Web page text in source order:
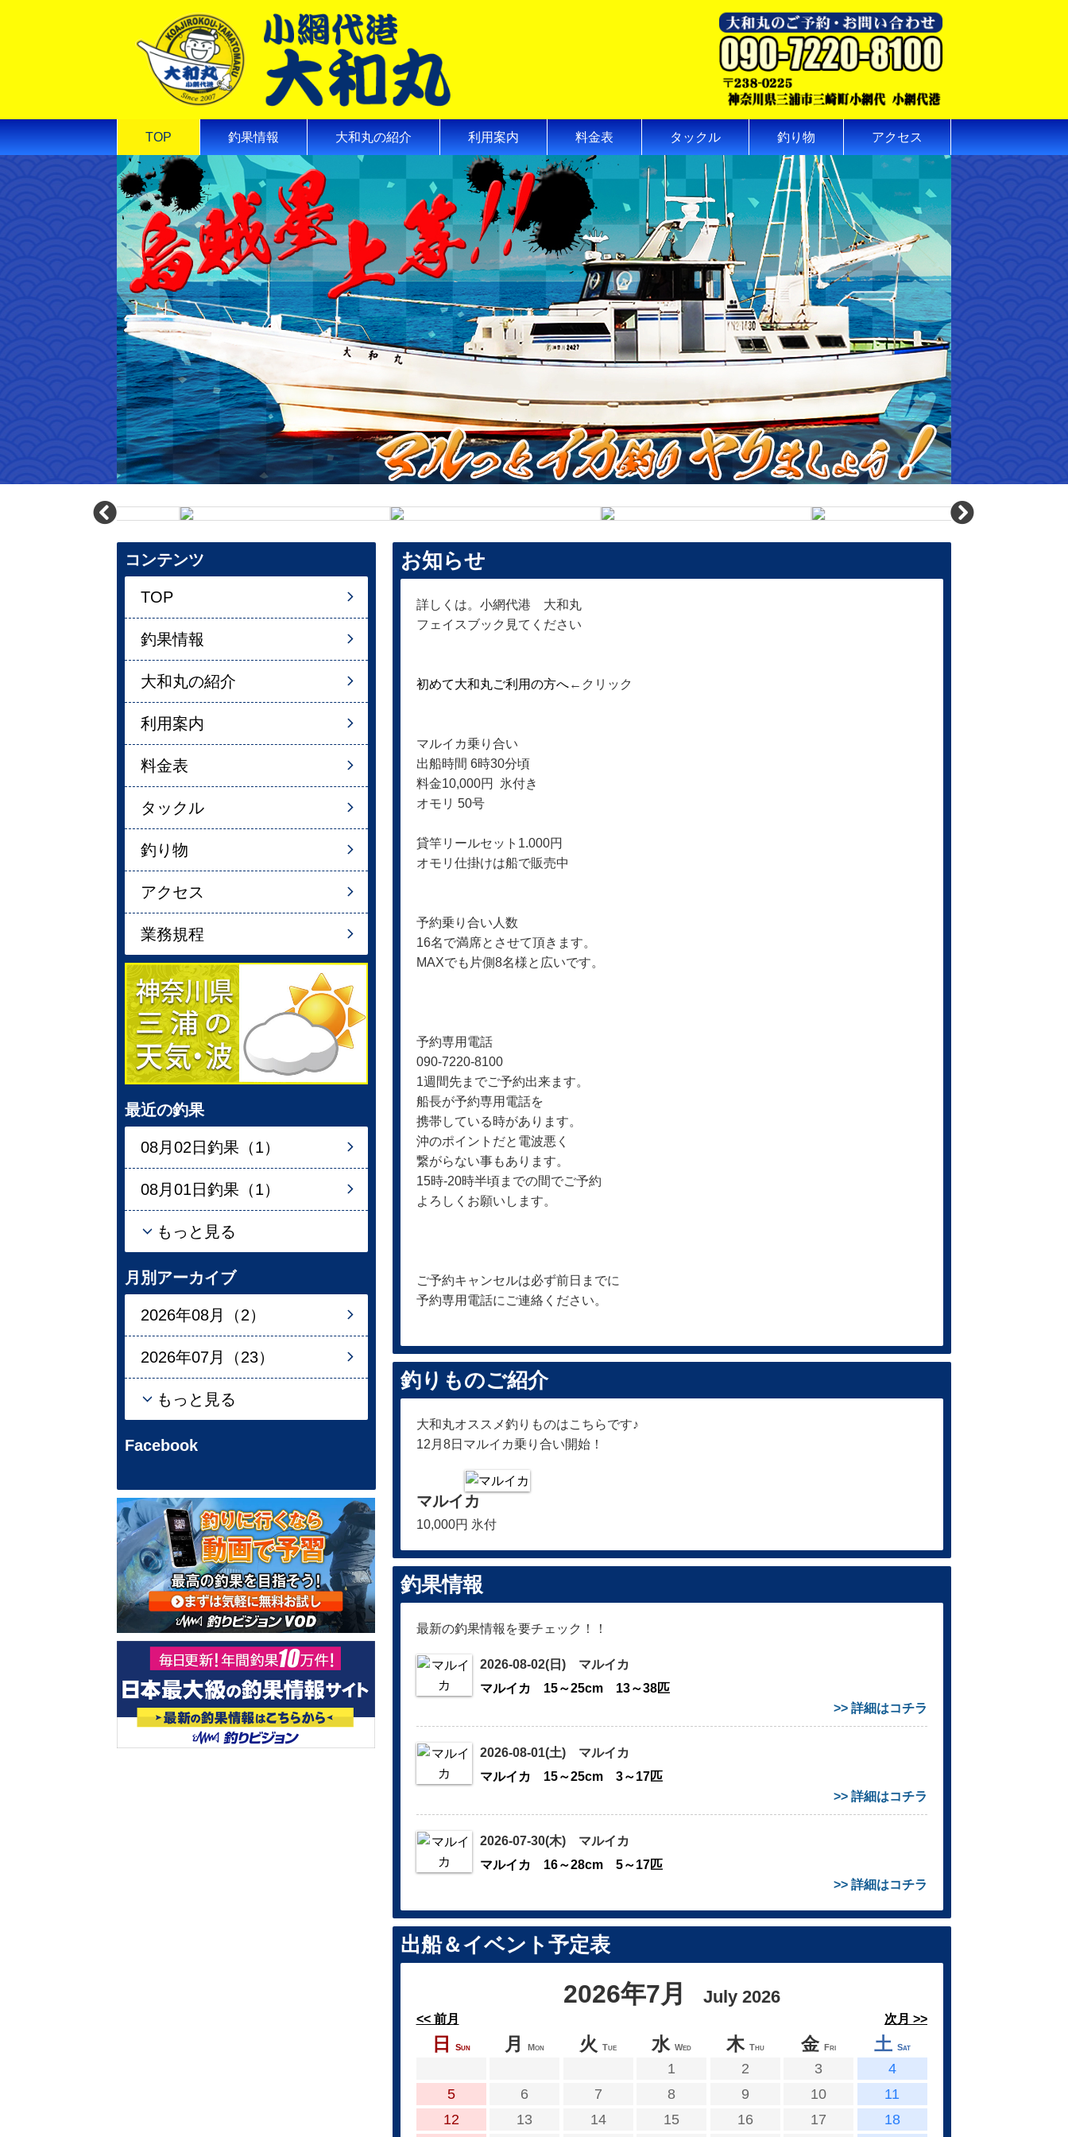
TOP 釣果情報 大和丸の紹介 利用案内 料金表 タックル 釣り物 アクセス
お知らせ
詳しくは。小網代港 大和丸
フェイスブック見てください
初めて大和丸ご利用の方へ←クリック
マルイカ乗り合い
出船時間 6時30分頃
料金10,000円 氷付き
オモリ 50号
貸竿リールセット1.000円
オモリ仕掛けは船で販売中
予約乗り合い人数
16名で満席と させて頂きます。
MAXでも片側8名様と広いです。
予約専用電話
090-7220-8100
1週間先までご予約出来ます。
船長が予約専用電話を
携帯している時があります。
沖のポイントだと電波悪く
繋がらない事もあります。
15時-20時半頃までの間でご予約
よろしくお願いします。
ご予約キャンセルは必ず前日までに
予約専用電話にご連絡ください。
釣りものご紹介
大和丸オススメ釣りものはこちらです♪
12月8日マルイカ乗り合い開始！
マルイカ
10,000円 氷付
釣果情報
最新の釣果情報を要チェック！！
2026-08-02(日) マルイカ
マルイカ 15～25cm 13～38匹
>> 詳細はコチラ
2026-08-01(土) マルイカ
マルイカ 15～25cm 3～17匹
>> 詳細はコチラ
2026-07-30(木) マルイカ
マルイカ 16～28cm 5～17匹
>> 詳細はコチラ
出船＆イベント予定表
2026年7月 July 2026
<< 前月 次月 >>
日 Sun 月Mon 火Tue 水Wed 木 Thu 金Fri 土 Sat
1 2 3
4
5
6 7 8 9 10
11
12
13 14 15 16 17 18
コンテンツ
TOP
釣果情報
大和丸の紹介
利用案内
料金表
タックル
釣り物
アクセス
業務規程
最近の釣果
08月02日釣果（1）
08月01日釣果（1）
もっと見る
月別アーカイブ
2026年08月（2）
2026年07月（23）
もっと見る
Facebook